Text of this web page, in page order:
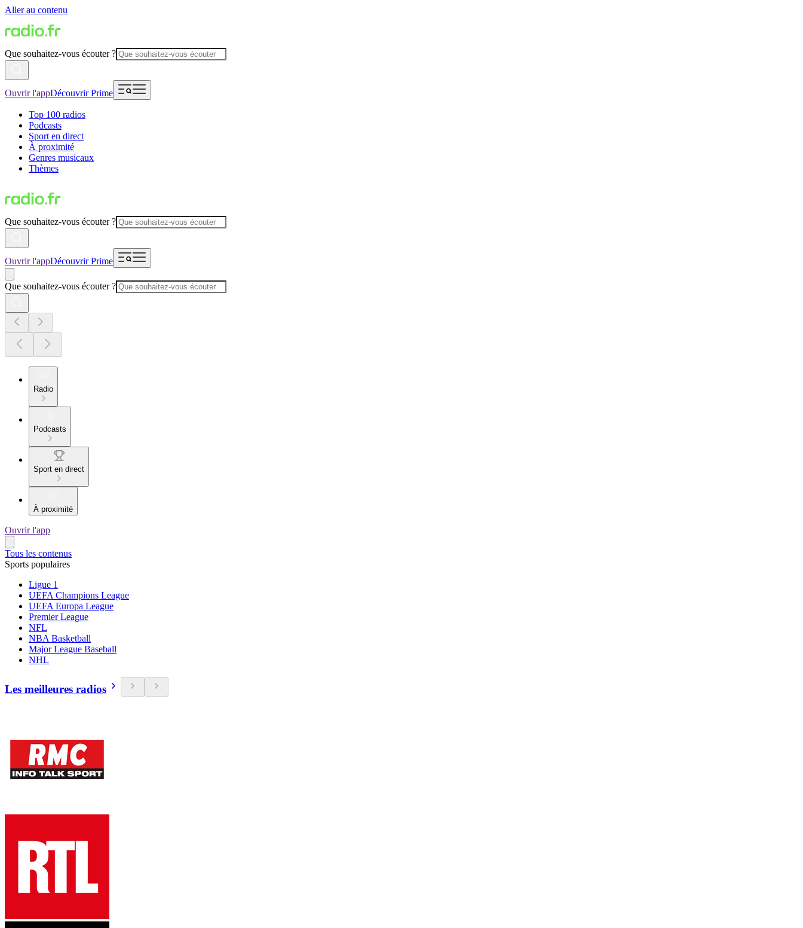
Aller au contenu
Que souhaitez-vous écouter ?
Ouvrir l'appDécouvrir Prime
Top 100 radios
Podcasts
Sport en direct
À proximité
Genres musicaux
Thèmes
Que souhaitez-vous écouter ?
Ouvrir l'appDécouvrir Prime
Que souhaitez-vous écouter ?
Radio
Podcasts
Sport en direct
À proximité
Ouvrir l'app
Tous les contenus
Sports populaires
Ligue 1
UEFA Champions League
UEFA Europa League
Premier League
NFL
NBA Basketball
Major League Baseball
NHL
Les meilleures radios